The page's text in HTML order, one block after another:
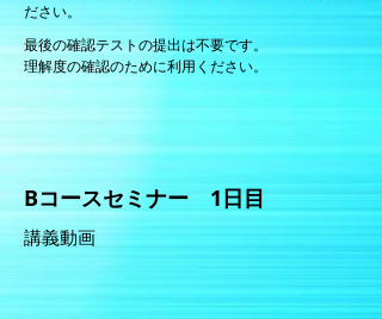
ださい。
最後の確認テストの提出は不要です。
理解度の確認のために利用ください。
Bコースセミナー 1日目
講義動画